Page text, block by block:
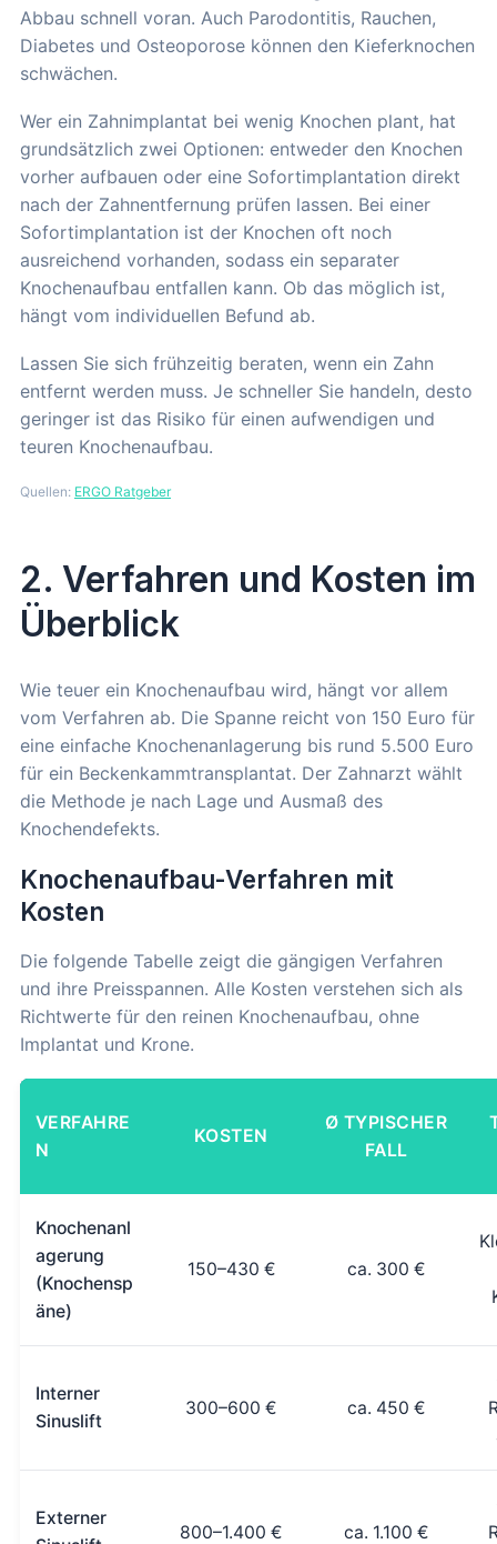
Abbau schnell voran. Auch Parodontitis, Rauchen,
Diabetes und Osteoporose können den Kieferknochen
schwächen.
Wer ein Zahnimplantat bei wenig Knochen plant, hat
grundsätzlich zwei Optionen: entweder den Knochen
vorher aufbauen oder eine Sofortimplantation direkt
nach der Zahnentfernung prüfen lassen. Bei einer
Sofortimplantation ist der Knochen oft noch
ausreichend vorhanden, sodass ein separater
Knochenaufbau entfallen kann. Ob das möglich ist,
hängt vom individuellen Befund ab.
Lassen Sie sich frühzeitig beraten, wenn ein Zahn
entfernt werden muss. Je schneller Sie handeln, desto
geringer ist das Risiko für einen aufwendigen und
teuren Knochenaufbau.
Quellen: ERGO Ratgeber
2. Verfahren und Kosten im
Überblick
Wie teuer ein Knochenaufbau wird, hängt vor allem
vom Verfahren ab. Die Spanne reicht von 150 Euro für
eine einfache Knochenanlagerung bis rund 5.500 Euro
für ein Beckenkammtransplantat. Der Zahnarzt wählt
die Methode je nach Lage und Ausmaß des
Knochendefekts.
Knochenaufbau-Verfahren mit
Kosten
Die folgende Tabelle zeigt die gängigen Verfahren
und ihre Preisspannen. Alle Kosten verstehen sich als
Richtwerte für den reinen Knochenaufbau, ohne
Implantat und Krone.
VERFAHRE
N
KOSTEN
Ø TYPISCHER
FALL
Knochenanl
agerung
(Knochensp
äne)
150–430 € ca. 300 €
Interner
Sinuslift
300–600 € ca. 450 €
Externer
800–1.400 € ca. 1.100 €